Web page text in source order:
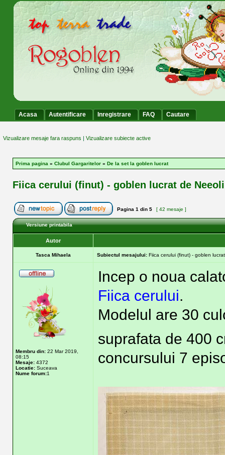
Acasa Autentificare Inregistrare FAQ Cautare
Vizualizare mesaje fara raspuns | Vizualizare subiecte active
Prima pagina » Clubul Gargaritelor » De la set la goblen lucrat
Fiica cerului (finut) - goblen lucrat de
Pagina 1 din 5 [ 42 mesaje ]
Versiune printabila
Autor
Tasca Mihaela Subiectul mesajului: Fiica cerului (finut) - goblen
Membru din: 22 Mar 2019,
08:15
Mesaje: 4372
Locatie: Suceava
Nume forum:1
Incep o noua
Fiica cerului.
Modelul are 30
suprafata de 400
concursului 7